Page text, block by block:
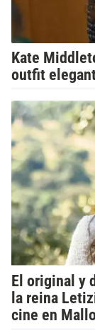
Kate
outfit
El original y
la reina
cine en